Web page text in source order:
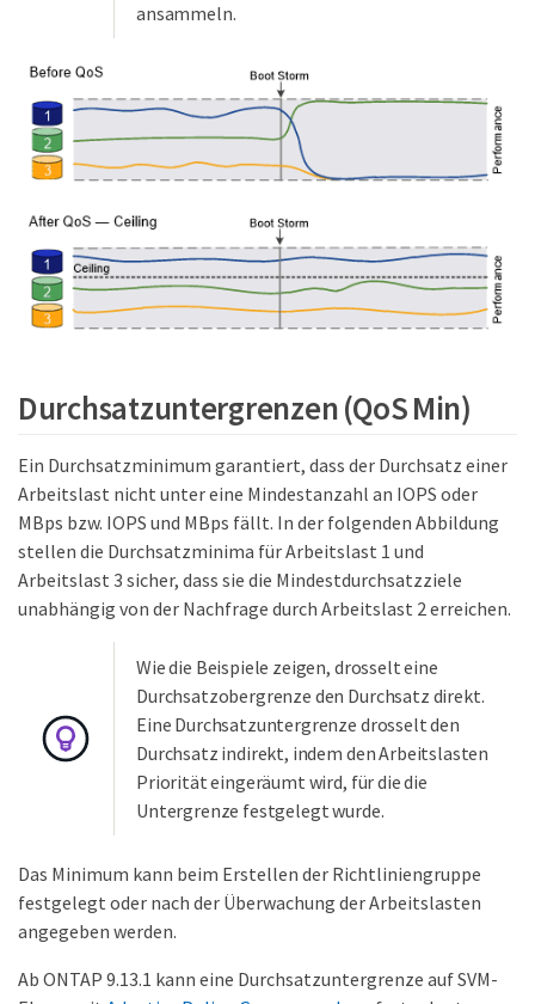
ansammeln.
Durchsatzuntergrenzen (QoS Min)
Ein Durchsatzminimum garantiert, dass der Durchsatz einer
Arbeitslast nicht unter eine Mindestanzahl an IOPS oder
MBps bzw. IOPS und MBps fällt. In der folgenden Abbildung
stellen die Durchsatzminima für Arbeitslast 1 und
Arbeitslast 3 sicher, dass sie die Mindestdurchsatzziele
unabhängig von der Nachfrage durch Arbeitslast 2 erreichen.
Wie die Beispiele zeigen, drosselt eine
Durchsatzobergrenze den Durchsatz direkt.
Eine Durchsatzuntergrenze drosselt den
Durchsatz indirekt, indem den Arbeitslasten
Priorität eingeräumt wird, für die die
Untergrenze festgelegt wurde.
Das Minimum kann beim Erstellen der Richtliniengruppe
festgelegt oder nach der Überwachung der Arbeitslasten
angegeben werden.
Ab ONTAP 9.13.1 kann eine Durchsatzuntergrenze auf SVM-